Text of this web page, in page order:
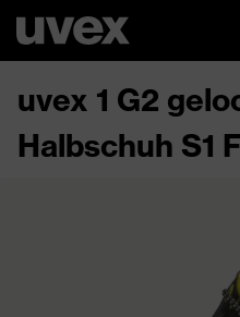
uvex 1 G2
Halbschuh S1